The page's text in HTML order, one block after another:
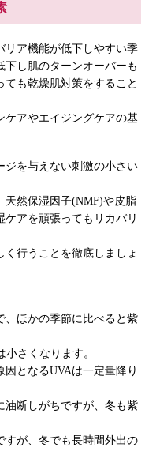
リア機能が低下しやすい季
し肌のターンオーバーも
も乾燥肌対策をすること
ケアやエイジングケアの基
ジを与えない刺激の小さい
天然保湿因子(NMF)や皮脂
アを頑張ってもリカバリ
行うことを徹底しましょ
、ほかの季節に比べると紫
さくなります。
となるUVAは一定量降り
油断しがちですが、冬も紫
すが、冬でも長時間外出の